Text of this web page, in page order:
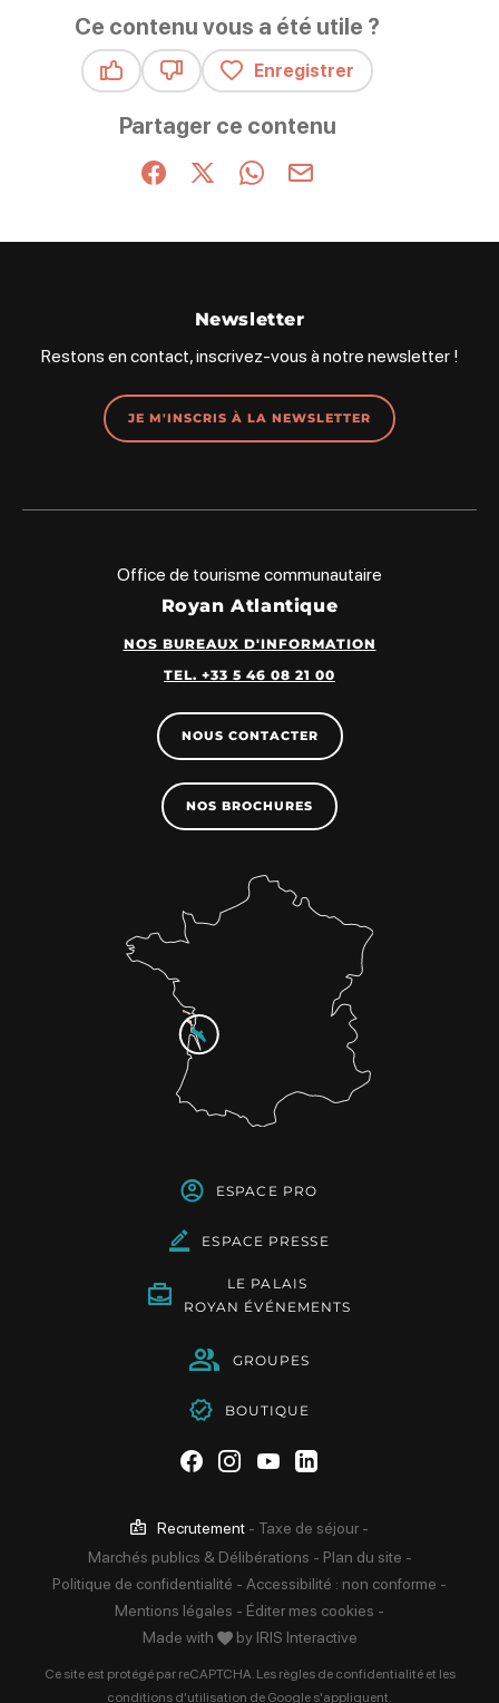
Ce contenu vous a été utile ?
Enregistrer
Partager ce contenu
Partager sur Facebook (nouvelle fenêtre)
Partager sur X / Twitter (nouvelle
Partager sur WhatsApp
Partager par mail
Newsletter
Restons en contact, inscrivez-vous à notre newsletter !
JE M'INSCRIS À LA NEWSLETTER
Office de tourisme communautaire
Royan Atlantique
NOS BUREAUX D'INFORMATION
TEL. +33 5 46 08 21 00
NOUS CONTACTER
NOS BROCHURES
ESPACE PRO
ESPACE PRESSE
LE PALAIS
ROYAN ÉVÉNEMENTS
GROUPES
BOUTIQUE
Suivez-nous sur Facebook
Suivez-nous sur
Suivez-nous sur
Suivez-nous sur
Recrutement - Taxe de séjour -
Marchés publics & Délibérations - Plan du site -
Politique de confidentialité - Accessibilité : non conforme -
Mentions légales - Éditer mes cookies -
Made with
by IRIS Interactive
Ce site est protégé par reCAPTCHA. Les règles de confidentialitéet les
conditions d'utilisation de Google s'appliquent.